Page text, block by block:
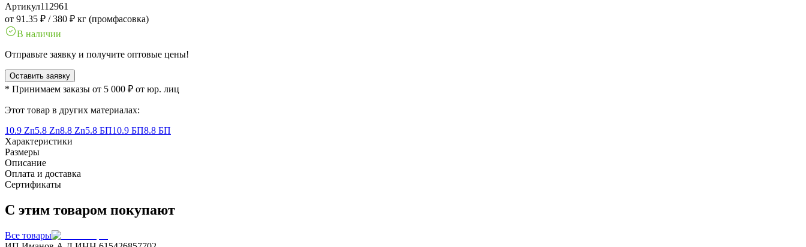
Артикул112961
от 91.35 ₽ /380 ₽ кг (промфасовка)
В наличии
Отправьте заявку и получите оптовые цены!
Оставить заявку
* Принимаем заказы от 5 000 ₽ от юр. лиц
Этот товар в других материалах:
10.9 Zn5.8 Zn8.8 Zn5.8 БП10.9 БП8.8 БП
Характеристики
Размеры
Описание
Оплата и доставка
Сертификаты
С этим товаром покупают
Все товары